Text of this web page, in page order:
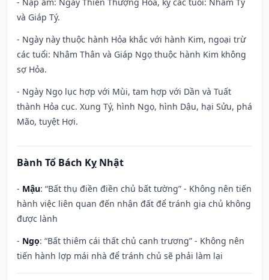
và Giáp Tý.
- Ngày này thuộc hành Hỏa khắc với hành Kim, ngoại trừ
các tuổi: Nhâm Thân và Giáp Ngọ thuộc hành Kim không
sợ Hỏa.
- Ngày Ngọ lục hợp với Mùi, tam hợp với Dần và Tuất
thành Hỏa cục. Xung Tý, hình Ngọ, hình Dậu, hại Sửu, phá
Mão, tuyệt Hợi.
Bành Tổ Bách Kỵ Nhật
- Mậu: “Bất thụ điền điền chủ bất tường” - Không nên tiến
hành việc liên quan đến nhận đất để tránh gia chủ không
được lành
- Ngọ: “Bất thiêm cái thất chủ canh trương” - Không nên
tiến hành lợp mái nhà để tránh chủ sẽ phải làm lại